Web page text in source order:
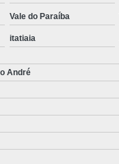
Vale do Paraíba
itatiaia
André